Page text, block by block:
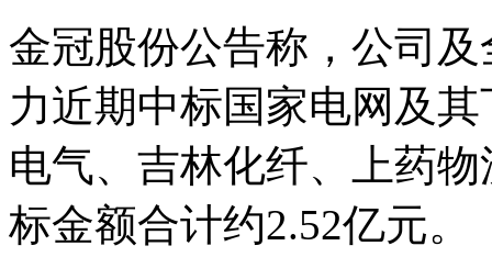
金冠股份公告称，公司
力近期中标国家电网及
电气、吉林化纤、上药
标金额合计约2.52亿元。